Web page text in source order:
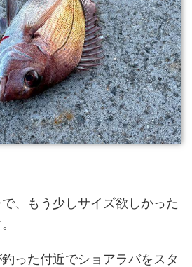
、もう少しサイズ欲しかった
った付近でショアラバをスタ